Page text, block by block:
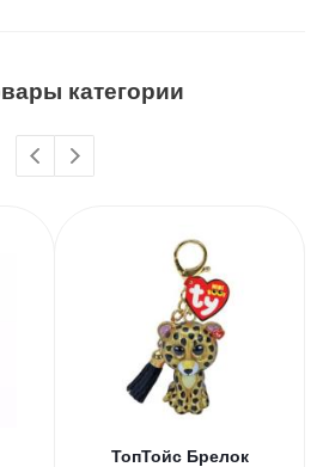
категории
ТопТойс Брелок